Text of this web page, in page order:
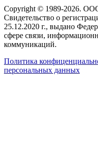
Copyright © 1989-2026.
Свидетельство о
25.12.2020 г., выдано
сфере связи,
коммуникаций.
Политика
персональных данных